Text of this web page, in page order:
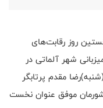
روز رقابت‌های
شهر آلماتی در
مقدم پرتابگر
موفق عنوان نخست